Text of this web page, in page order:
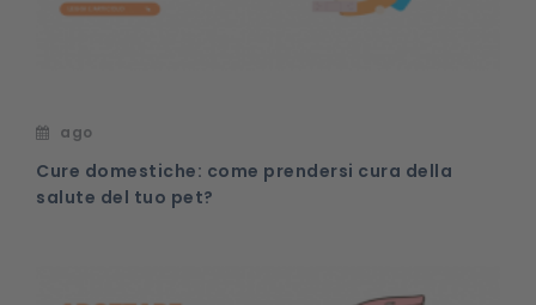
ago
Cure domestiche: come prendersi cura della
salute del tuo pet?